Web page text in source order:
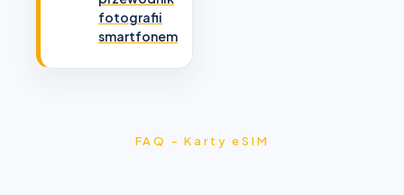
fotografii
smartfonem
FAQ - Karty eSIM